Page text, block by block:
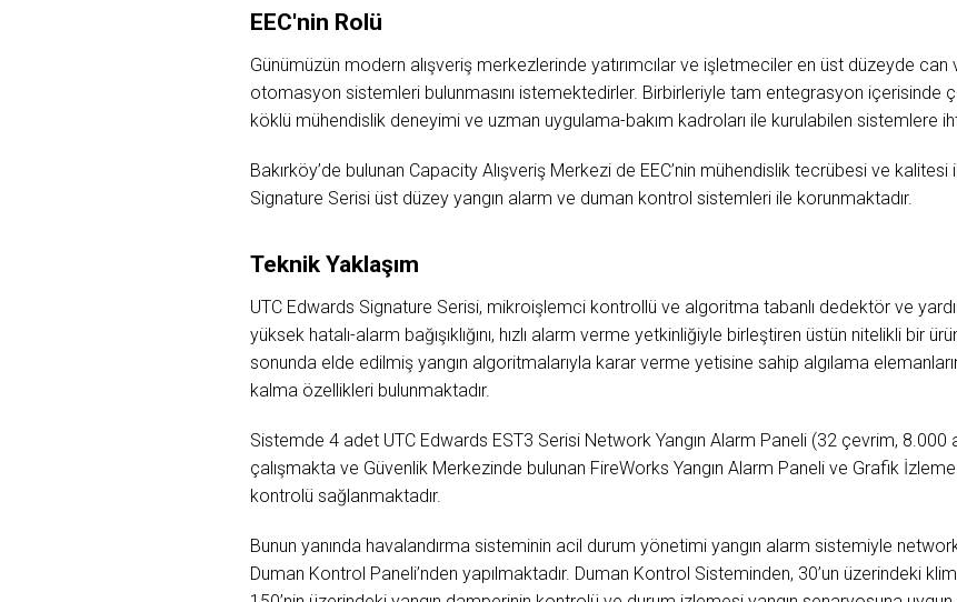
EEC'nin Rolü
Günümüzün modern alışveriş merkezlerinde yatırımcılar ve işletmeciler en üst düzeyde
otomasyon sistemleri bulunmasını istemektedirler. Birbirleriyle tam entegrasyon içerisinde
köklü mühendislik deneyimi ve uzman uygulama-bakım kadroları ile kurulabilen sistemlere
Bakırköy’de bulunan Capacity Alışveriş Merkezi de EEC’nin mühendislik tecrübesi ve
Signature Serisi üst düzey yangın alarm ve duman kontrol sistemleri ile korunmaktadır.
Teknik Yaklaşım
UTC Edwards Signature Serisi, mikroişlemci kontrollü ve algoritma tabanlı dedektör ve
yüksek hatalı-alarm bağışıklığını, hızlı alarm verme yetkinliğiyle birleştiren üstün nitelikli bir
sonunda elde edilmiş yangın algoritmalarıyla karar verme yetisine sahip algılama
kalma özellikleri bulunmaktadır.
Sistemde 4 adet UTC Edwards EST3 Serisi Network Yangın Alarm Paneli (32 çevrim,
çalışmakta ve Güvenlik Merkezinde bulunan FireWorks Yangın Alarm Paneli ve Grafik
kontrolü sağlanmaktadır.
Bunun yanında havalandırma sisteminin acil durum yönetimi yangın alarm sistemiyle
Duman Kontrol Paneli’nden yapılmaktadır. Duman Kontrol Sisteminden, 30’un üzerindeki